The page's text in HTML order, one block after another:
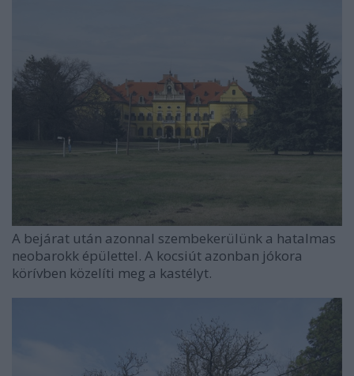
A bejárat után azonnal szembekerülünk a hatalmas
neobarokk épülettel. A kocsiút azonban jókora
körívben közelíti meg a kastélyt.